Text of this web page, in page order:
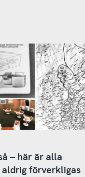
– här är alla
förverkligas